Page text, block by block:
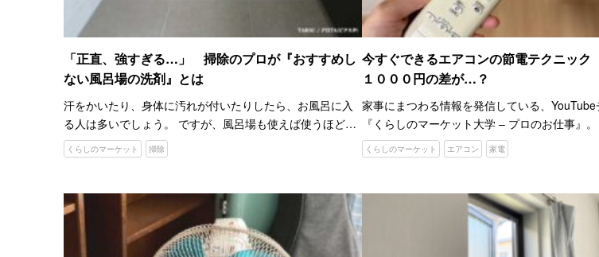
「正直、強すぎる…」 掃除のプロが『おすすめし
ない風呂場の洗剤』とは
汗をかいたり、身体に汚れが付いたりしたら、お風呂に入
る人は多いでしょう。 ですが、風呂場も使えば使うほど、
汚れが付く可能性が高くなります。 どうすれば、風呂場を
きれいなままで維持できるのでしょうか。 YouTubeチャ
くらしのマーケット 掃除
今すぐできるエアコンの節電テクニッ
１０００円の差が…？
家事にまつわる情報を発信している、
『くらしのマーケット大学 – プロのお仕事』
イキン工業株式会社とコラボし、夏の電気代を
法を紹介しました。 動画の前半では、エアコ
くらしのマーケット エアコン 家電